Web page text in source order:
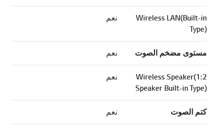
Wireless LAN(Built-in
Type)
نعم
مستوى مضخم الصوت نعم
Wireless Speaker(1:2
Speaker Built-in Type)
نعم
كتم الصوت نعم